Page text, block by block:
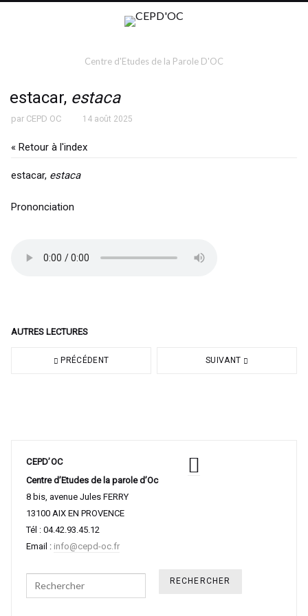
Centre d'Etudes de la Parole D'OC
estacar, estaca
par CEPD OC 14 août 2025
« Retour à l'index
estacar, estaca
Prononciation
AUTRES LECTURES
PRÉCÉDENT SUIVANT
CEPD’OC
Centre d’Etudes de la parole d’Oc
8 bis, avenue Jules FERRY
13100 AIX EN PROVENCE
Tél : 04.42.93.45.12
Email : info@cepd-oc.fr
Search